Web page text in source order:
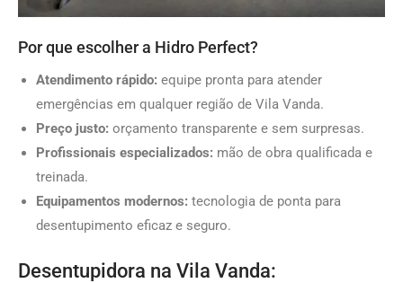
Por que escolher a Hidro Perfect?
Atendimento rápido: equipe pronta para atender
emergências em qualquer região de Vila Vanda.
Preço justo: orçamento transparente e sem surpresas.
Profissionais especializados: mão de obra qualificada e
treinada.
Equipamentos modernos: tecnologia de ponta para
desentupimento eficaz e seguro.
Desentupidora na Vila Vanda: